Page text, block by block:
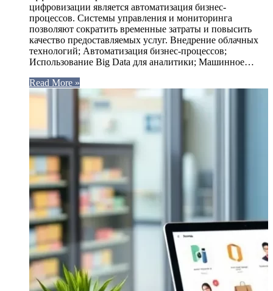
цифровизации является автоматизация бизнес-
процессов. Системы управления и мониторинга
позволяют сократить временные затраты и повысить
качество предоставляемых услуг. Внедрение облачных
технологий; Автоматизация бизнес-процессов;
Использование Big Data для аналитики; Машинное…
Read More »